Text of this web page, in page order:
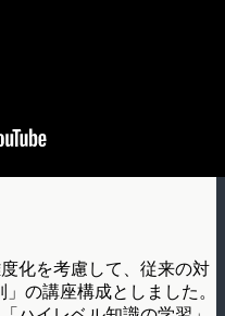
化を考慮して、従来の対
の講座構成としました。